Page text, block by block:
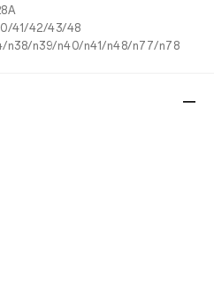
41/42/43/48
n38/n39/n40/n41/n48/n77/n78